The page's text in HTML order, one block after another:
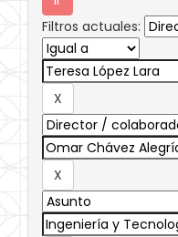
Filtros actuales: